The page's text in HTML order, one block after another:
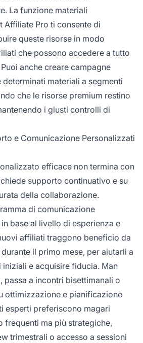
La funzione materiali
Affiliate Pro ti consente di
queste risorse in modo
che possono accedere a tutto
anche creare campagne
materiali a segmenti
che le risorse premium restino
i giusti controlli di
e Comunicazione Personalizzati
efficace non termina con
supporto continuativo e su
della collaborazione.
di comunicazione
base al livello di esperienza e
affiliati traggono beneficio da
il primo mese, per aiutarli a
e acquisire fiducia. Man
passa a incontri bisettimanali o
ottimizzazione e pianificazione
esperti preferiscono magari
frequenti ma più strategiche,
trimestrali o accesso a sessioni